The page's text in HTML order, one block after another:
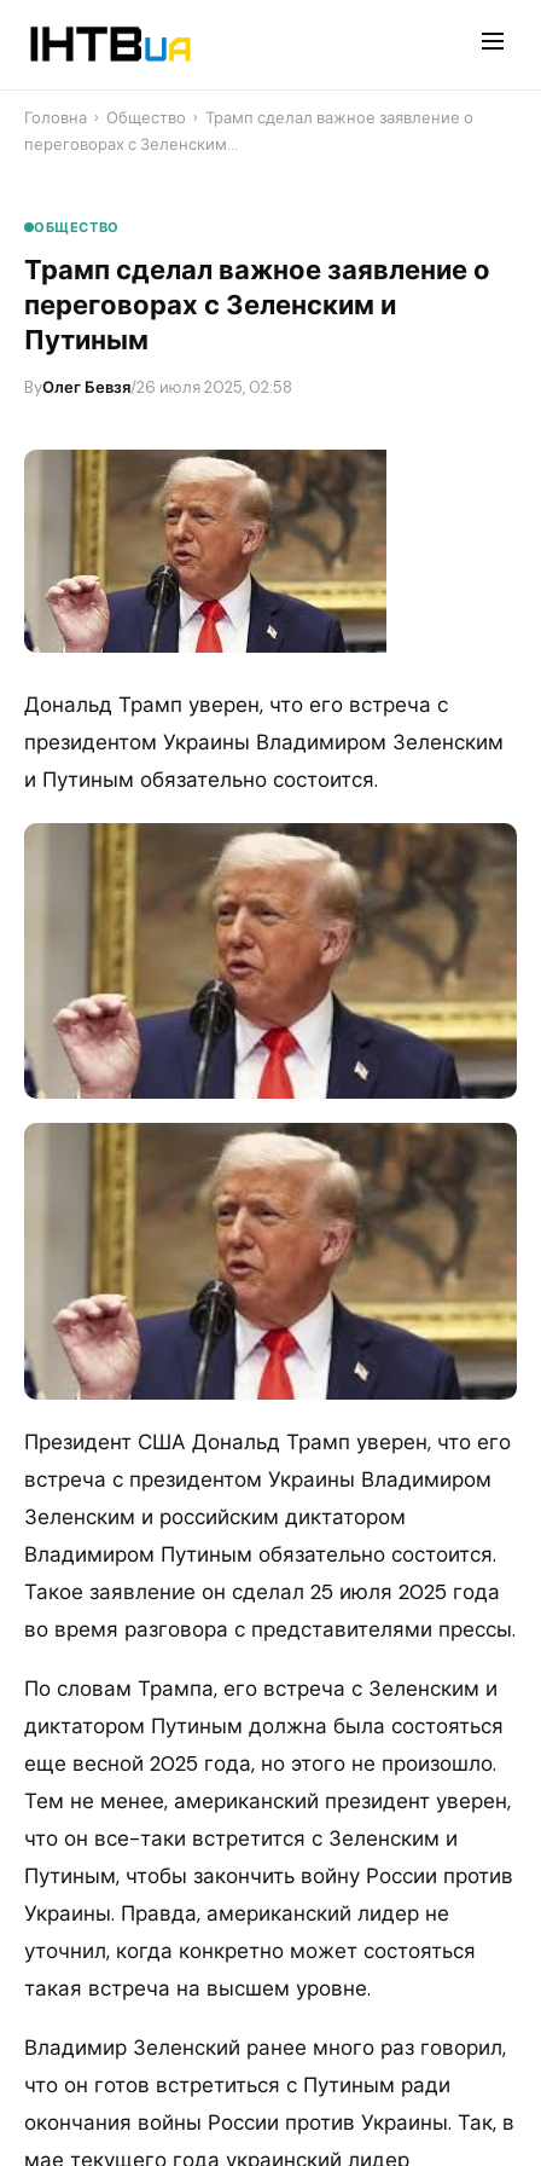
Головна › Общество › Трамп сделал важное заявление о
переговорах с Зеленским…
ОБЩЕСТВО
Трамп сделал важное заявление о
переговорах с Зеленским и
Путиным
ByОлег Бевзя/26 июля 2025, 02:58
Дональд Трамп уверен, что его встреча с
президентом Украины Владимиром Зеленским
и Путиным обязательно состоится.
Президент США Дональд Трамп уверен, что его
встреча с президентом Украины Владимиром
Зеленским и российским диктатором
Владимиром Путиным обязательно состоится.
Такое заявление он сделал 25 июля 2025 года
во время разговора с представителями прессы.
По словам Трампа, его встреча с Зеленским и
диктатором Путиным должна была состояться
еще весной 2025 года, но этого не произошло.
Тем не менее, американский президент уверен,
что он все-таки встретится с Зеленским и
Путиным, чтобы закончить войну России против
Украины. Правда, американский лидер не
уточнил, когда конкретно может состояться
такая встреча на высшем уровне.
Владимир Зеленский ранее много раз говорил,
что он готов встретиться с Путиным ради
окончания войны России против Украины. Так, в
мае текущего года украинский лидер